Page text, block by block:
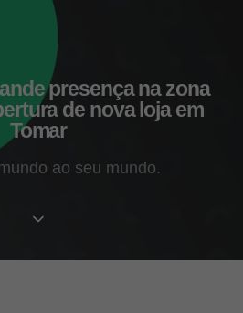
presença na zona
de nova loja em
Tomar
ao seu mundo.